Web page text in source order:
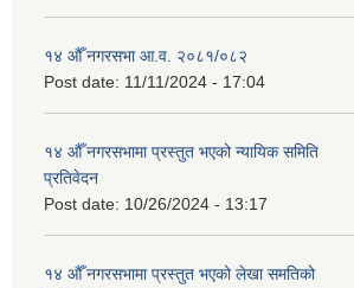
१४ औँ नगरसभा आ.व. २०८१/०८२
Post date: 11/11/2024 - 17:04
१४ औँ नगरसभामा प्रस्तुत भएको न्यायिक समिति
प्रतिवेदन
Post date: 10/26/2024 - 13:17
१४ औँ नगरसभामा प्रस्तुत भएको लेखा समतिको